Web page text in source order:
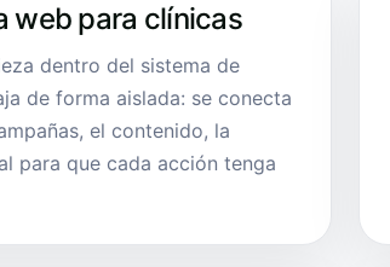
web para clínicas
dentro del sistema de
de forma aislada: se conecta
el contenido, la
para que cada acción tenga